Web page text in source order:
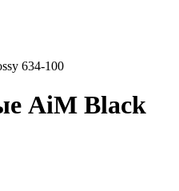
634-100
AiM Black